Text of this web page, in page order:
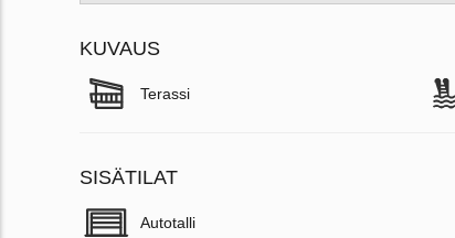
KUVAUS
Terassi
SISÄTILAT
Autotalli